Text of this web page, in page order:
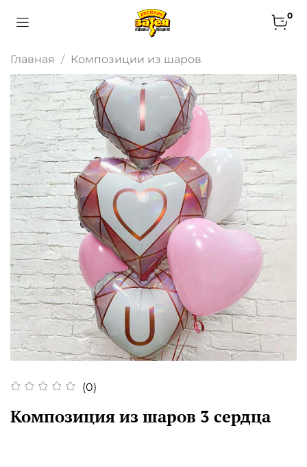
0
Главная Композиции из шаров
(0)
Композиция из шаров 3 сердца